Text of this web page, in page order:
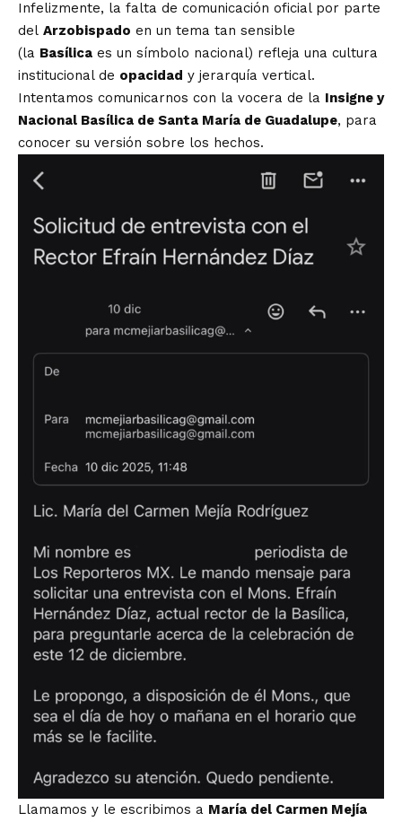
Infelizmente, la falta de comunicación oficial por parte
del Arzobispado en un tema tan sensible
(la Basílica es un símbolo nacional) refleja una cultura
institucional de opacidad y jerarquía vertical.
Intentamos comunicarnos con la vocera de la Insigne y
Nacional Basílica de Santa María de Guadalupe, para
conocer su versión sobre los hechos.
Llamamos y le escribimos a María del Carmen Mejía